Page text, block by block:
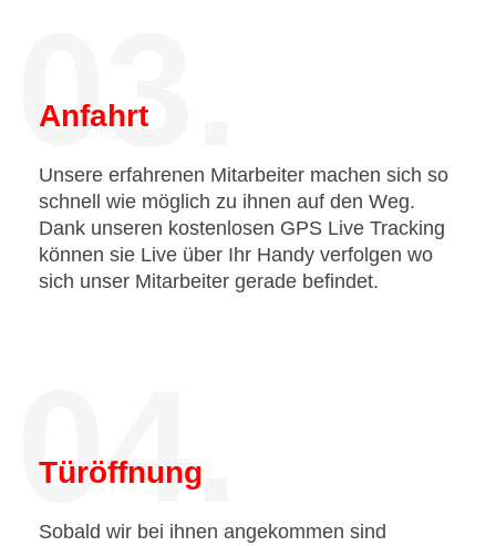
03.
Anfahrt
Unsere erfahrenen Mitarbeiter machen sich so
schnell wie möglich zu ihnen auf den Weg.
Dank unseren kostenlosen GPS Live Tracking
können sie Live über Ihr Handy verfolgen wo
sich unser Mitarbeiter gerade befindet.
04.
Türöffnung
Sobald wir bei ihnen angekommen sind